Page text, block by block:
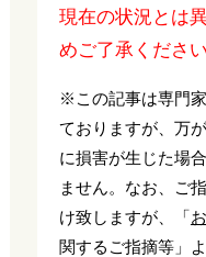
現在の状況とは
めご了承ください
※この記事は専門
ておりますが、万
に損害が生じた場
ません。なお、ご
け致しますが、「
関するご指摘等」